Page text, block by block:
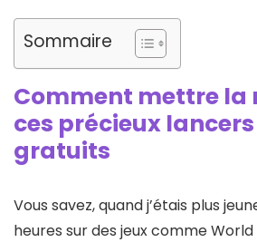
Sommaire
Comment mettre la
ces précieux
gratuits
Vous savez, quand j’étais plus
heures sur des jeux comme